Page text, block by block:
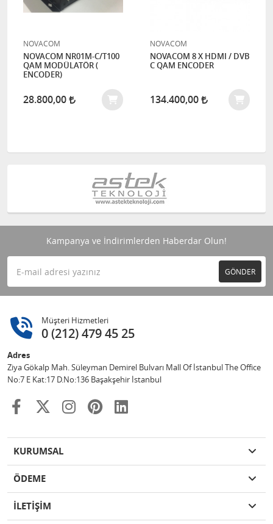
NOVACOM
NOVACOM NR01M-C/T100
QAM MODÜLATÖR (
ENCODER)
28.800,00
NOVACOM
NOVACOM 8 X HDMI / DVB
C QAM ENCODER
134.400,00
Kampanya ve İndirimlerden Haberdar Olun!
GÖNDER
Müşteri Hizmetleri
0 (212) 479 45 25
Adres
Ziya Gökalp Mah. Süleyman Demirel Bulvarı Mall Of İstanbul The Office
No:7 E Kat:17 D.No:136 Başakşehir İstanbul
KURUMSAL
ÖDEME
İLETİŞİM